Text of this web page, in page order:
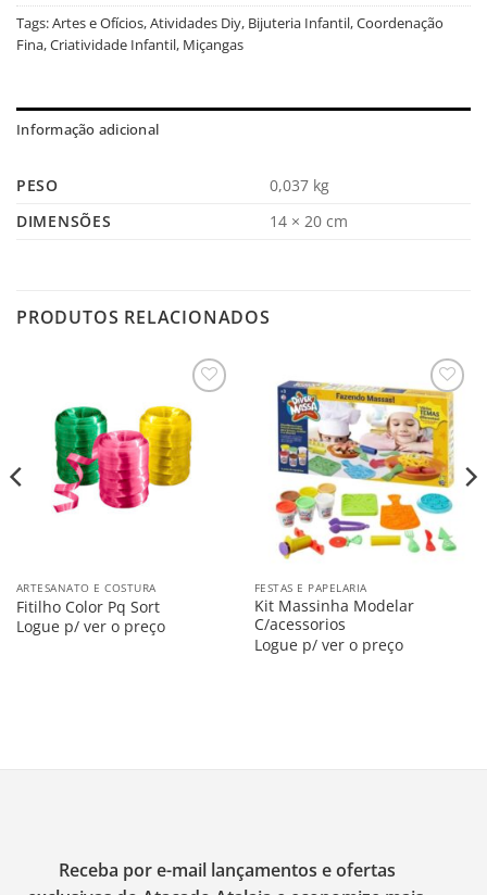
Tags:Artes e Ofícios,Atividades Diy, Bijuteria Infantil,Coordenação
Fina,Criatividade Infantil, Miçangas
Informação adicional
PESO
0,037 kg
DIMENSÕES
14 × 20 cm
PRODUTOS RELACIONADOS
Salvar
Lista
ARTESANATO E COSTURA
Fitilho Color Pq Sort
Logue p/ ver o preço
Salvar
na
Lista
FESTAS E PAPELARIA
Kit Massinha Modelar
C/acessorios
Logue p/ ver o preço
Receba por e-mail lançamentos e ofertas